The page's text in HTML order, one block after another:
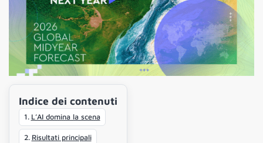
Indice dei contenuti
L’AI domina la scena
Risultati principali